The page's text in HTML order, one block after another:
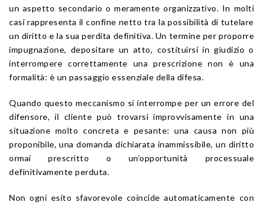
un aspetto secondario o meramente organizzativo. In molti
casi rappresenta il confine netto tra la possibilità di tutelare
un diritto e la sua perdita definitiva. Un termine per proporre
impugnazione, depositare un atto, costituirsi in giudizio o
interrompere correttamente una prescrizione non è una
formalità: è un passaggio essenziale della difesa.
Quando questo meccanismo si interrompe per un errore del
difensore, il cliente può trovarsi improvvisamente in una
situazione molto concreta e pesante: una causa non più
proponibile, una domanda dichiarata inammissibile, un diritto
ormai prescritto o un’opportunità processuale
definitivamente perduta.
Non ogni esito sfavorevole coincide automaticamente con